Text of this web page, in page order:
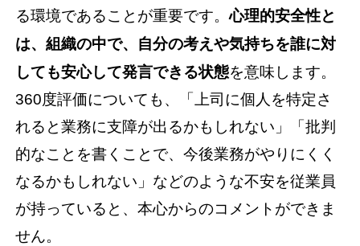
る環境であることが重要です。心理的安全性と
は、組織の中で、自分の考えや気持ちを誰に対
しても安心して発言できる状態を意味します。
360度評価についても、「上司に個人を特定さ
れると業務に支障が出るかもしれない」「批判
的なことを書くことで、今後業務がやりにくく
なるかもしれない」などのような不安を従業員
が持っていると、本心からのコメントができま
せん。